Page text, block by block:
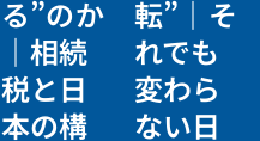
る”のか
｜相続
税と日
本の構
転”｜そ
れでも
変わら
ない日